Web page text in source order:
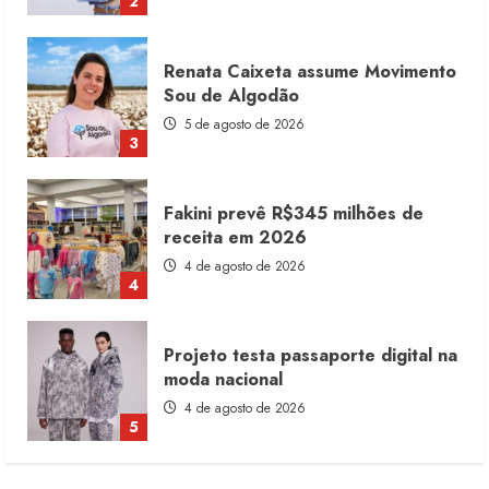
3
Renata Caixeta assume Movimento
Sou de Algodão
5 de agosto de 2026
4
Fakini prevê R$345 milhões de
receita em 2026
4 de agosto de 2026
5
Projeto testa passaporte digital na
moda nacional
4 de agosto de 2026